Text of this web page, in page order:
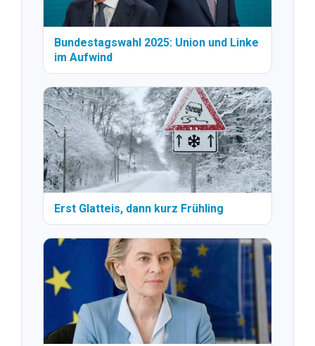
Bundestagswahl 2025: Union und Linke
im Aufwind
Erst Glatteis, dann kurz Frühling